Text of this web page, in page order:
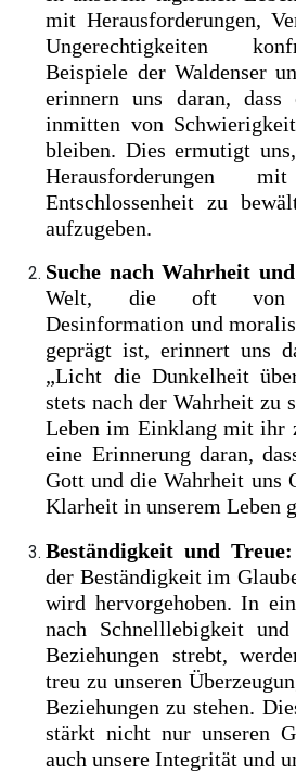
mit Herausforderungen,
Ungerechtigkeiten
Beispiele der Waldenser
erinnern uns daran,
inmitten von
bleiben. Dies ermutigt
Herausforderungen
Entschlossenheit zu
aufzugeben.
Suche nach Wahrheit
Welt, die oft von
Desinformation und
geprägt ist, erinnert uns
„Licht die Dunkelheit
stets nach der Wahrheit zu
Leben im Einklang mit ihr
eine Erinnerung daran,
Gott und die Wahrheit uns
Klarheit in unserem Leben
Beständigkeit und Treue:
der Beständigkeit im
wird hervorgehoben. In
nach Schnelllebigkeit
Beziehungen strebt,
treu zu unseren
Beziehungen zu stehen.
stärkt nicht nur unseren
auch unsere Integrität und